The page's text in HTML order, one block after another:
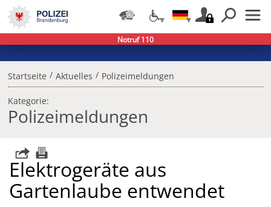
Startseite / Aktuelles / Polizeimeldungen
Kategorie:
Polizeimeldungen
Elektrogeräte aus
Gartenlaube entwendet
Notruf 110